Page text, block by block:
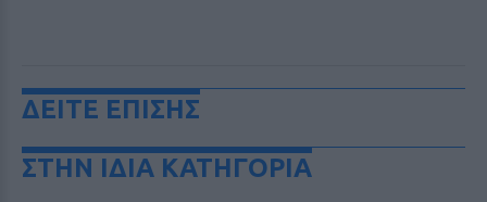
ΔΕΙΤΕ ΕΠΙΣΗΣ
ΣΤΗΝ ΙΔΙΑ ΚΑΤΗΓΟΡΙΑ